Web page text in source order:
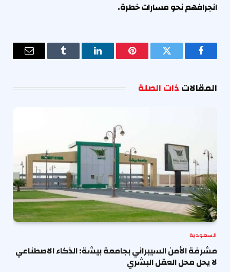
انجرافهم نحو مسارات خطرة.
فيسبوك تويتر بينتيريستلينكدإن Tumblr
البريد
المقالاتذات الصلة
السعودية
مشرفة الأمن السيبراني بجامعة بيشة: الذكاء الاصطناعي
لا يحل محل العقل البشري